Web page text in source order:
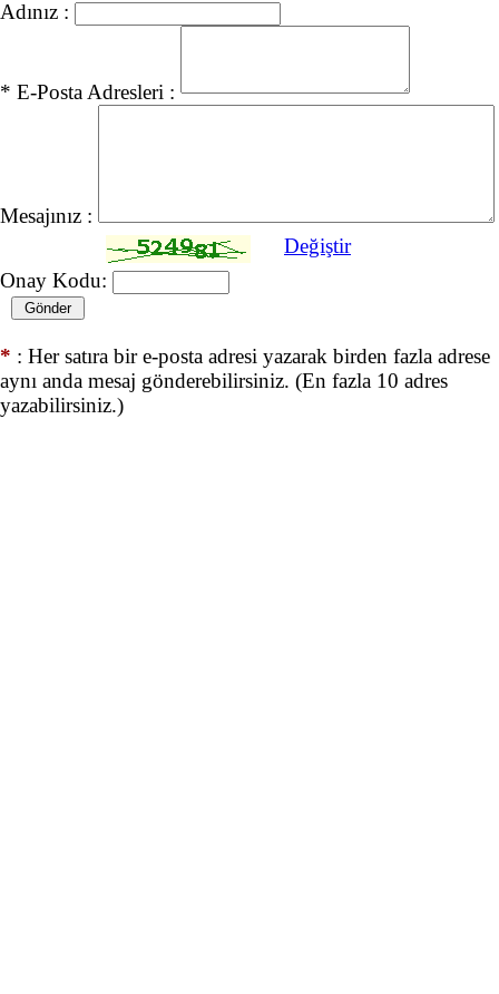
Adınız :
* E-Posta Adresleri :
Mesajınız :
Değiştir
Onay Kodu:
* : Her satıra bir e-posta adresi yazarak birden fazla adrese
aynı anda mesaj gönderebilirsiniz. (En fazla 10 adres
yazabilirsiniz.)